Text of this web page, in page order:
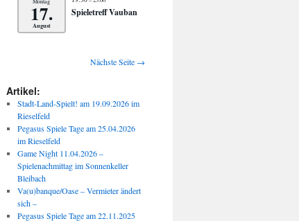
17.
August
Spieletreff Vauban
Nächste Seite →
Artikel:
Stadt-Land-Spielt! am 19.09.2026 im
Rieselfeld
Pegasus Spiele Tage am 25.04.2026
im Rieselfeld
Game Night 11.04.2026 –
Spielenachmittag im Sonnenkeller
Bleibach
Va(u)banque/Oase – Vermieter ändert
sich –
Pegasus Spiele Tage am 22.11.2025